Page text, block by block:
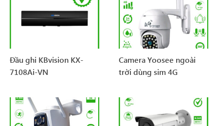
Đầu ghi KBvision KX-
7108Ai-VN
Camera Yoosee ngoài
trời dùng sim 4G